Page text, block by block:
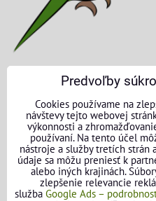
KONTAKTNÉ
O nás
Kontakt
Požičovňa náradia
Predvoľby
Cookies používame na
návštevy tejto webovej
výkonnosti a
používaní. Na tento účel
nástroje a služby tretích strán
údaje sa môžu preniesť k
alebo iných krajinách.
zlepšenie relevancie
služba Google Ads –